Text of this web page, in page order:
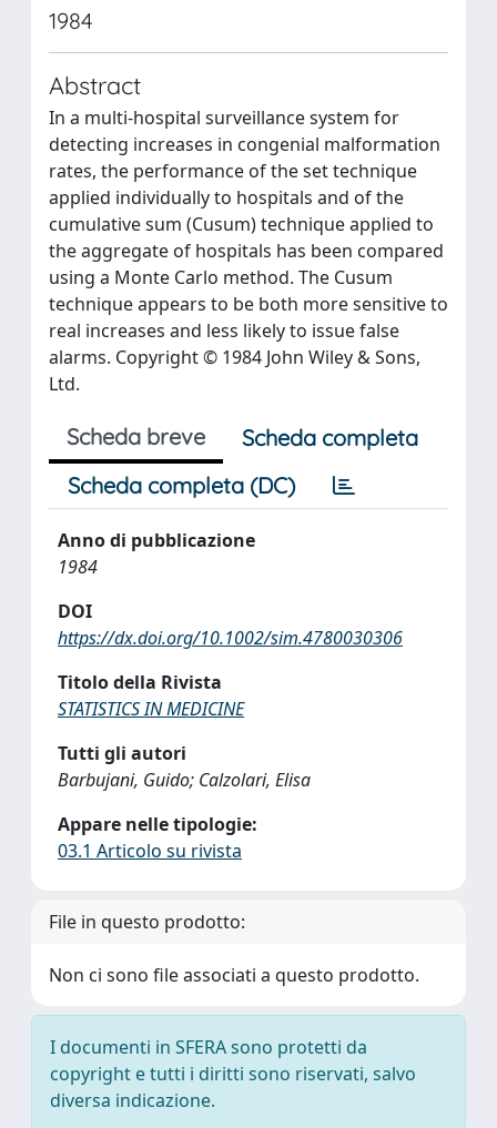
1984
Abstract
In a multi‐hospital surveillance system for
detecting increases in congenial malformation
rates, the performance of the set technique
applied individually to hospitals and of the
cumulative sum (Cusum) technique applied to
the aggregate of hospitals has been compared
using a Monte Carlo method. The Cusum
technique appears to be both more sensitive to
real increases and less likely to issue false
alarms. Copyright © 1984 John Wiley & Sons,
Ltd.
Scheda breve
Scheda completa
Scheda completa (DC)
Anno di pubblicazione
1984
DOI
https://dx.doi.org/10.1002/sim.4780030306
Titolo della Rivista
STATISTICS IN MEDICINE
Tutti gli autori
Barbujani, Guido; Calzolari, Elisa
Appare nelle tipologie:
03.1 Articolo su rivista
File in questo prodotto:
Non ci sono file associati a questo prodotto.
I documenti in SFERA sono protetti da
copyright e tutti i diritti sono riservati, salvo
diversa indicazione.